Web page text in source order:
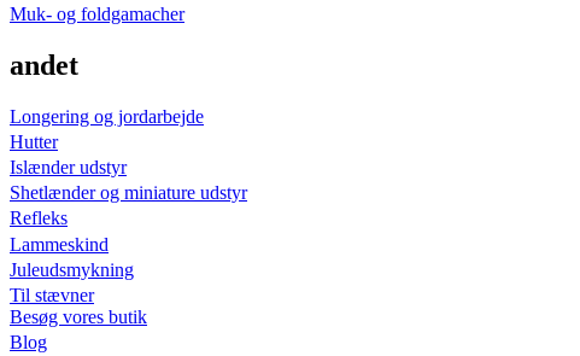
Muk- og foldgamacher
andet
Longering og jordarbejde
Hutter
Islænder udstyr
Shetlænder og miniature udstyr
Refleks
Lammeskind
Juleudsmykning
Til stævner
Besøg vores butik
Blog